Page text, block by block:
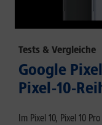
Tests & Vergleiche
Google
Pixel-10-
Im Pixel 10, Pixel 10